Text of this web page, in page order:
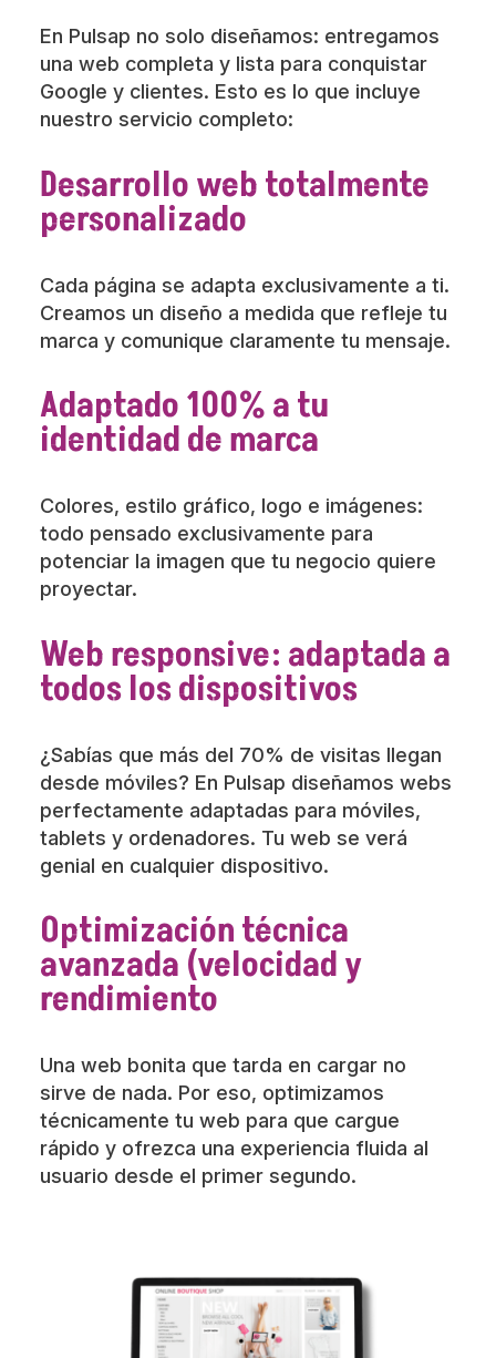
En Pulsap no solo diseñamos: entregamos
una web completa y lista para conquistar
Google y clientes. Esto es lo que incluye
nuestro servicio completo:
Desarrollo web totalmente
personalizado
Cada página se adapta exclusivamente a ti.
Creamos un diseño a medida que refleje tu
marca y comunique claramente tu mensaje.
Adaptado 100% a tu
identidad de marca
Colores, estilo gráfico, logo e imágenes:
todo pensado exclusivamente para
potenciar la imagen que tu negocio quiere
proyectar.
Web responsive: adaptada a
todos los dispositivos
¿Sabías que más del 70% de visitas llegan
desde móviles? En Pulsap diseñamos webs
perfectamente adaptadas para móviles,
tablets y ordenadores. Tu web se verá
genial en cualquier dispositivo.
Optimización técnica
avanzada (velocidad y
rendimiento
Una web bonita que tarda en cargar no
sirve de nada. Por eso, optimizamos
técnicamente tu web para que cargue
rápido y ofrezca una experiencia fluida al
usuario desde el primer segundo.